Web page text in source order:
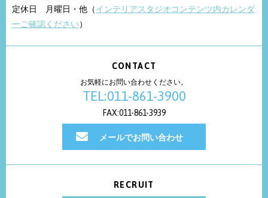
定休日 月曜日・他（インテリアスタジオコンテンツ内カレンダ
ーご確認ください）
CONTACT
お気軽にお問い合わせください。
TEL:011-861-3900
FAX:011-861-3939
メールでお問い合わせ
RECRUIT